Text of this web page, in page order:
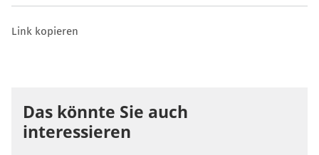
Link kopieren
Das könnte Sie auch
interessieren